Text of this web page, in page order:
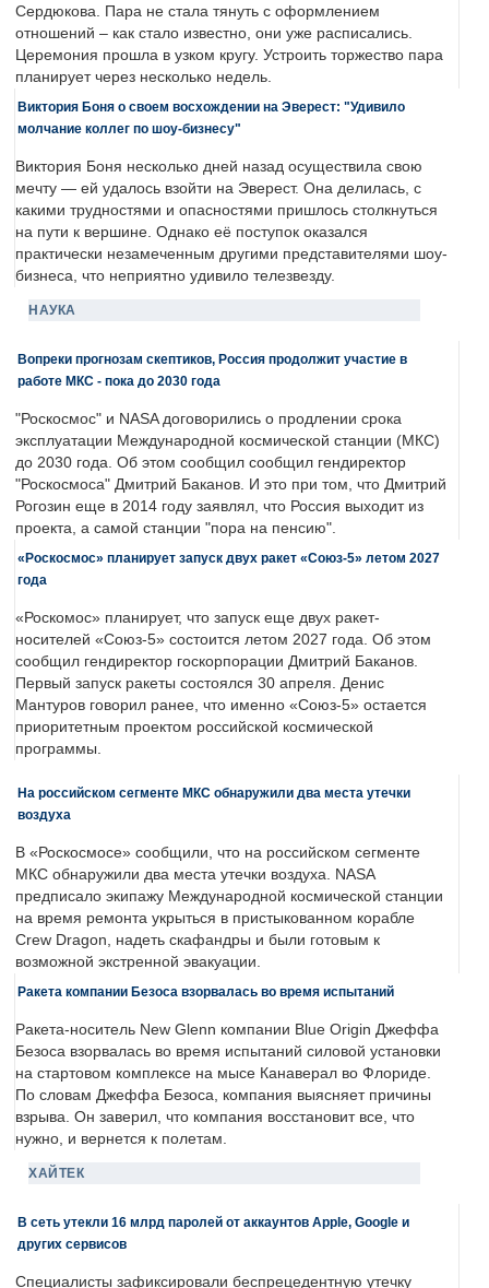
Сердюкова. Пара не стала тянуть с оформлением
отношений – как стало известно, они уже расписались.
Церемония прошла в узком кругу. Устроить торжество пара
планирует через несколько недель.
Виктория Боня о своем восхождении на Эверест: "Удивило
молчание коллег по шоу-бизнесу"
Виктория Боня несколько дней назад осуществила свою
мечту — ей удалось взойти на Эверест. Она делилась, с
какими трудностями и опасностями пришлось столкнуться
на пути к вершине. Однако её поступок оказался
практически незамеченным другими представителями шоу-
бизнеса, что неприятно удивило телезвезду.
НАУКА
Вопреки прогнозам скептиков, Россия продолжит участие в
работе МКС - пока до 2030 года
"Роскосмос" и NASA договорились о продлении срока
эксплуатации Международной космической станции (МКС)
до 2030 года. Об этом сообщил сообщил гендиректор
"Роскосмоса" Дмитрий Баканов. И это при том, что Дмитрий
Рогозин еще в 2014 году заявлял, что Россия выходит из
проекта, а самой станции "пора на пенсию".
«Роскосмос» планирует запуск двух ракет «Союз-5» летом 2027
года
«Роскомос» планирует, что запуск еще двух ракет-
носителей «Союз-5» состоится летом 2027 года. Об этом
сообщил гендиректор госкорпорации Дмитрий Баканов.
Первый запуск ракеты состоялся 30 апреля. Денис
Мантуров говорил ранее, что именно «Союз-5» остается
приоритетным проектом российской космической
программы.
На российском сегменте МКС обнаружили два места утечки
воздуха
В «Роскосмосе» сообщили, что на российском сегменте
МКС обнаружили два места утечки воздуха. NASA
предписало экипажу Международной космической станции
на время ремонта укрыться в пристыкованном корабле
Crew Dragon, надеть скафандры и были готовым к
возможной экстренной эвакуации.
Ракета компании Безоса взорвалась во время испытаний
Ракета-носитель New Glenn компании Blue Origin Джеффа
Безоса взорвалась во время испытаний силовой установки
на стартовом комплексе на мысе Канаверал во Флориде.
По словам Джеффа Безоса, компания выясняет причины
взрыва. Он заверил, что компания восстановит все, что
нужно, и вернется к полетам.
ХАЙТЕК
В сеть утекли 16 млрд паролей от аккаунтов Apple, Google и
других сервисов
Специалисты зафиксировали беспрецедентную утечку